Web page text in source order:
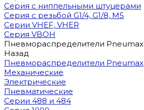
Серия с ниппельными штуцерами
Серия с резьбой G1/4, G1/8, М5
Серии VHEF, VHER
Серия VBOH
Пневмораспределители Pneumax
Назад
Пневмораспределители Pneumax
Механические
Электрические
Пневматические
Серии 488 и 484